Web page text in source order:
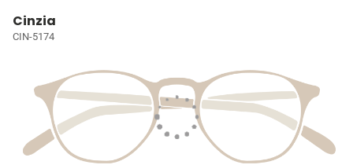
Cinzia
CIN-5174